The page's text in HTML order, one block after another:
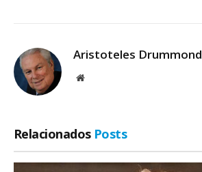
Aristoteles Drummond
Site
Relacionados Posts